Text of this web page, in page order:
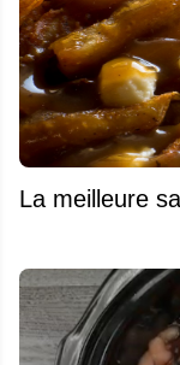
La meilleure